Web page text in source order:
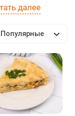
далее
Популярные